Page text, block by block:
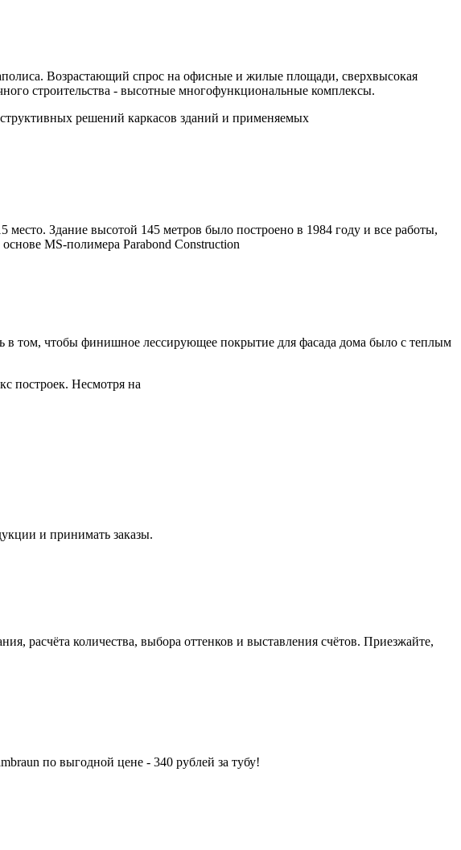
Возрастающий спрос на офисные и жилые площади, сверхвысокая
строительства - высотные многофункциональные комплексы.
решений каркасов зданий и применяемых
Здание высотой 145 метров было построено в 1984 году и все работы,
MS-полимера Parabond Construction
том, чтобы финишное лессирующее покрытие для фасада дома было с теплым
построек. Несмотря на
и принимать заказы.
расчёта количества, выбора оттенков и выставления счётов. Приезжайте,
по выгодной цене - 340 рублей за тубу!